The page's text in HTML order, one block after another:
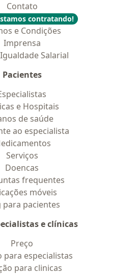
Contato
contratando!
e Condições
Imprensa
Salarial
Pacientes
e Hospitais
de saúde
ao especialista
Serviços
Doencas
frequentes
móveis
para pacientes
e clínicas
Preço
para especialistas
para clinicas